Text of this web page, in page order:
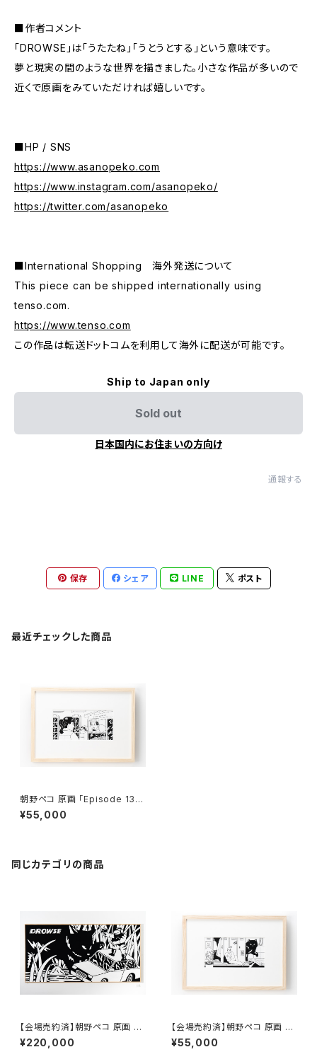
■作者コメント
「DROWSE」は「うたたね」「うとうとする」という意味です。
夢と現実の間のような世界を描きました。小さな作品が多いので
近くで原画をみていただければ嬉しいです。
■HP / SNS
https://www.asanopeko.com
https://www.instagram.com/asanopeko/
https://twitter.com/asanopeko
■International Shopping 海外発送について
This piece can be shipped internationally using
tenso.com.
https://www.tenso.com
この作品は転送ドットコムを利用して海外に配送が可能です。
Ship to Japan only
Sold out
日本国内にお住まいの方向け
通報する
保存 シェア LINE ポスト
最近チェックした商品
朝野ペコ 原画 「Episode 13」
額付き、直筆サイン入り
¥55,000
同じカテゴリの商品
【会場売約済】朝野ペコ 原画 24
「Episode 15」
¥220,000
【会場売約済】朝野ペコ 原画 「E
pisode 1」額付き、直筆サイン
入り
¥55,000